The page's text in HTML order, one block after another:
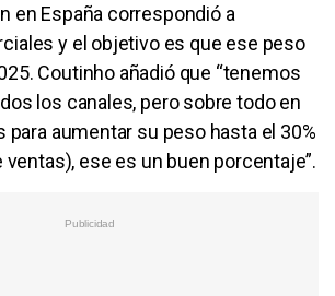
en España correspondió a
y el objetivo es que ese peso
Coutinho añadió que “tenemos
los canales, pero sobre todo en
para aumentar su peso hasta el 30%
ese es un buen porcentaje”.